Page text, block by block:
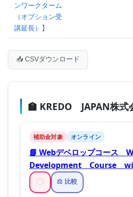
ンワークターム
（オプション受
講延長）】
📥 CSVダウンロード
🏫 KREDO JAPAN株式
補助金対象 オンライン
📘 Webデベロップコース
Development Course
♡ ⚖️ 比較